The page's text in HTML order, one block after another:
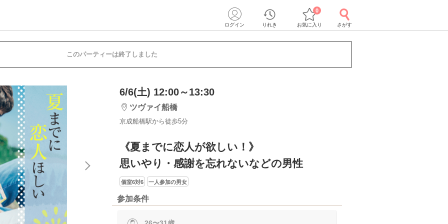
ログイン りれき お気に入り
0
さがす
このパーティーは終了しました
6/6(土) 12:00～13:30
ツヴァイ船橋
京成船橋駅から徒歩5分
《夏までに恋人が欲しい！》
思いやり・感謝を忘れないなどの男性
個室6対6 一人参加の男女
参加条件